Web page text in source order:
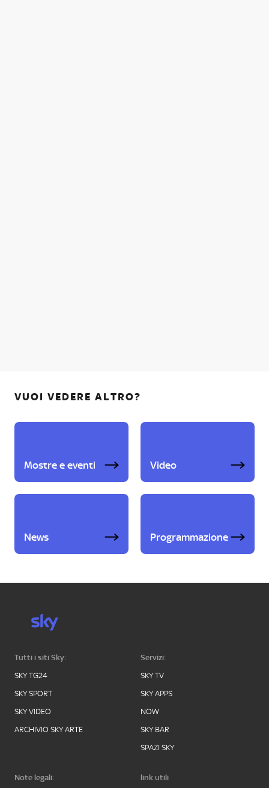
VUOI VEDERE ALTRO?
Mostre e eventi Video
News Programmazione
Tutti i siti Sky:
SKY TG24
SKY SPORT
SKY VIDEO
ARCHIVIO SKY ARTE
Servizi:
SKY TV
SKY APPS
NOW
SKY BAR
SPAZI SKY
Note legali:
link utili